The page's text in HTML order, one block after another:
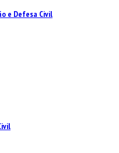
e Defesa Civil